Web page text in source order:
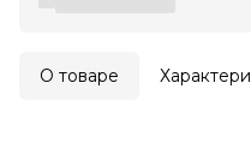
О товаре